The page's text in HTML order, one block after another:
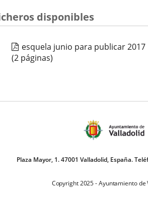
disponibles
esquela junio para publicar 2017
(2 páginas)
Plaza Mayor, 1. 47001 Valladolid, España.
Copyright 2025 - Ayuntamiento de